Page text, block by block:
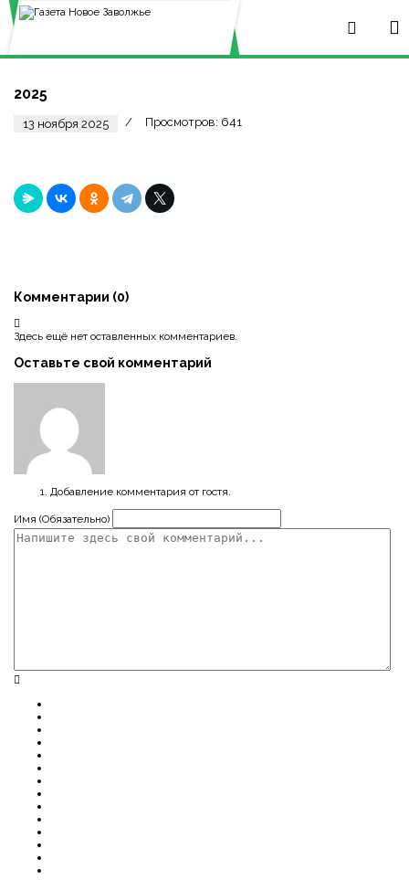
2025
13 ноября 2025 Просмотров: 641
Комментарии (0)
Здесь ещё нет оставленных комментариев.
Оставьте свой комментарий
Добавление комментария от гостя.
Имя (Обязательно)